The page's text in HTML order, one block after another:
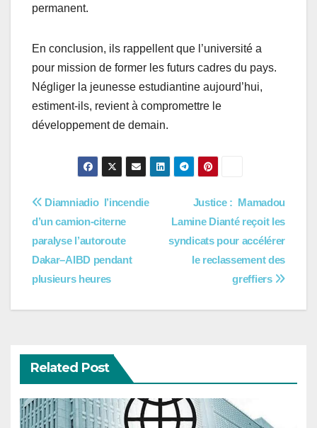
permanent.
En conclusion, ils rappellent que l’université a
pour mission de former les futurs cadres du pays.
Négliger la jeunesse estudiantine aujourd’hui,
estiment-ils, revient à compromettre le
développement de demain.
Navigation
de
l’article
Justice : Mamadou
Lamine Dianté reçoit les
syndicats pour accélérer
le reclassement des
greffiers
Diamniadio l’incendie
d’un camion-citerne
paralyse l’autoroute
Dakar–AIBD pendant
plusieurs heures
Related Post